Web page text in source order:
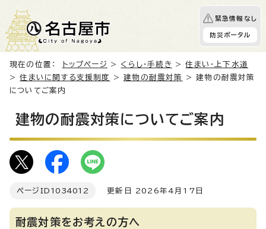
緊急情報なし
防災ポータル
現在の位置： トップページ > くらし・手続き >住まい・上下水道
>住まいに関する支援制度 >建物の耐震対策
> 建物の耐震対策
についてご案内
建物の耐震対策についてご案内
ページID 1034012 更新日 2026年4月17日
耐震対策をお考えの方へ